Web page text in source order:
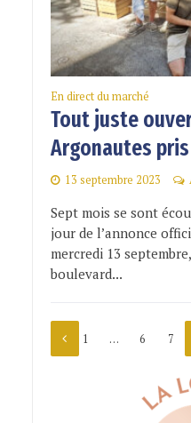
En direct du marché
Tout juste
Argonautes
13 septembre 2023
Sept mois se sont
jour de l’annonce
mercredi 13
boulevard...
1 … 6 7